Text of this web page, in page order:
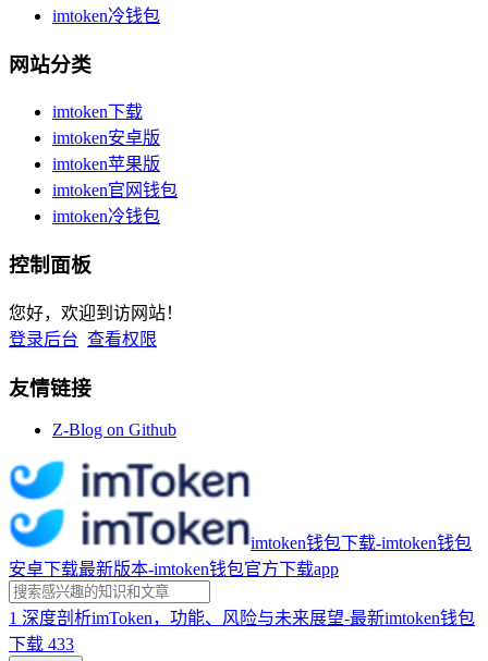
imtoken冷钱包
网站分类
imtoken下载
imtoken安卓版
imtoken苹果版
imtoken官网钱包
imtoken冷钱包
控制面板
您好，欢迎到访网站！
登录后台 查看权限
友情链接
Z-Blog on Github
imtoken钱包下载-imtoken钱包
安卓下载最新版本-imtoken钱包官方下载app
1 深度剖析imToken，功能、风险与未来展望-最新imtoken钱包
下载 433